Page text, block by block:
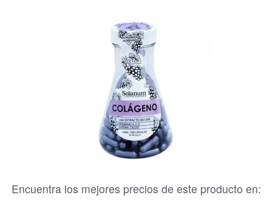
Encuentra los mejores precios de este producto en: